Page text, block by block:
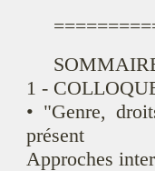
1 -
• "Genre,
présent
Approches